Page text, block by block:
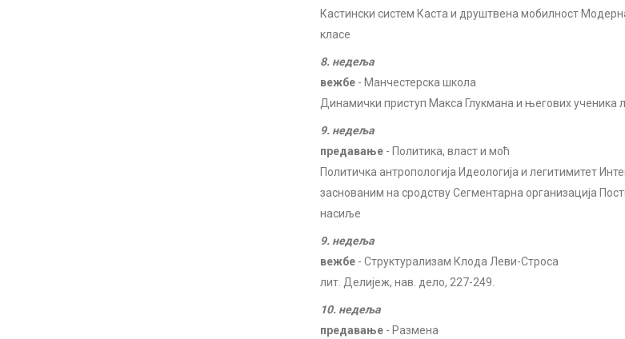
Кастински систем Каста и друштвена мобилност
класе
8. недеља
вежбе - Манчестерска школа
Динамички приступ Макса Глукмана и његових ученика
9. недеља
предавање - Политика, власт и моћ
Политичка антропологија Идеологија и легитимитет
заснованим на сродству Сегментарна организација
насиље
9. недеља
вежбе - Структурализам Клода Леви-Строса
лит. Делијеж, нав. дело, 227-249.
10. недеља
предавање - Размена